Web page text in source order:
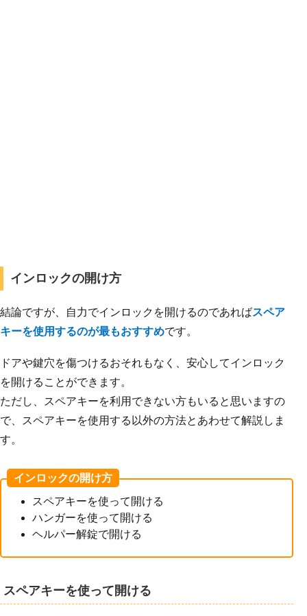
インロックの開け方
結論ですが、自力でインロックを開けるのであればスペア
キーを使用するのが最もおすすめです。
ドアや鍵穴を傷つけるおそれもなく、安心してインロック
を開けることができます。
ただし、スペアキーを利用できない方もいると思いますの
で、スペアキーを使用する以外の方法とあわせて解説しま
す。
インロックの開け方
スペアキーを使って開ける
ハンガーを使って開ける
ヘルパー解錠で開ける
スペアキーを使って開ける